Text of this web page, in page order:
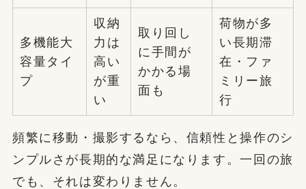
多機能大
容量タイ
プ
収納
力は
高い
が重
い
取り回し
に手間が
かかる場
面も
荷物が多
い長期滞
在・ファ
ミリー旅
行
頻繁に移動・撮影するなら、信頼性と操作のシ
ンプルさが長期的な満足になります。一回の旅
でも、それは変わりません。